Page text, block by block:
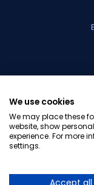
We use cookies
We may place these
website, show
experience. For more
settings.